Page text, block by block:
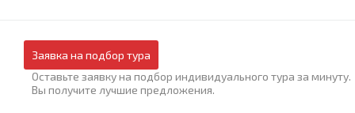
Заявка на подбор тура
Оставьте заявку на подбор индивидуального тура за минуту.
Вы получите лучшие предложения.